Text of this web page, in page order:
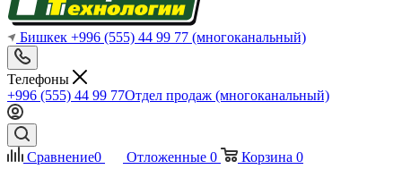
Бишкек +996 (555) 44 99 77 (многоканальный)
Телефоны
+996 (555) 44 99 77Отдел продаж (многоканальный)
Сравнение0 Отложенные 0 Корзина 0